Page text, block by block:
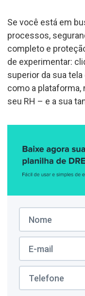
Se você está em
processos,
completo e
de experimentar:
superior da sua
como a plataforma,
seu RH – e a sua